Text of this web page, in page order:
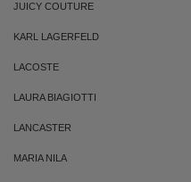
JUICY COUTURE
KARL LAGERFELD
LACOSTE
LAURA BIAGIOTTI
LANCASTER
MARIA NILA